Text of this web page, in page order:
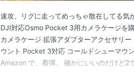
速攻、リグに走ってめっちゃ散在してる
DJI対応Osmo Pocket 3用カメラケージを
カメラケージ 拡張アダプターアクセサリ
ウント Pocket 3対応 コールドシューマウ
Amazon で、着弾。 確かにいいのだけど2